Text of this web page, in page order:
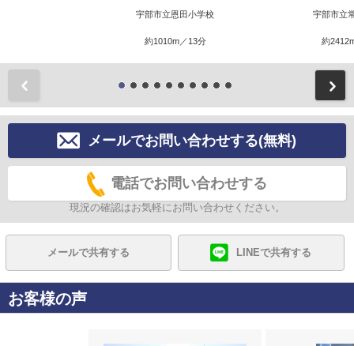
宇部市立恩田小学校
約1010m／13分
宇部市立
約
メールでお問い合わせする(無料)
電話でお問い合わせする
現況の確認はお気軽にお問い合わせください。
メールで共有する LINEで共有する
お客様の声